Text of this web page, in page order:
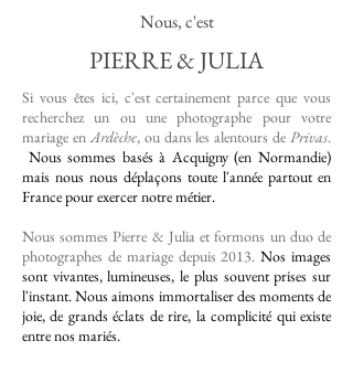
Nous, c'est
PIERRE & JULIA
Si vous êtes ici, c'est certainement parce que vous
recherchez un ou une photographe pour votre
mariage enArdèche, ou dans les alentours de Privas.
Nous sommes basés à Acquigny (en Normandie)
mais nous nous déplaçons toute l'année partout en
France pour exercer notre métier.
Nous sommes Pierre & Julia et formons un duo de
photographes de mariage depuis 2013.​Nos images
sont vivantes, lumineuses, le plus souvent prises sur
l'instant. Nous aimons immortaliser des moments de
joie, de grands éclats de rire, la complicité qui existe
entre nos mariés.